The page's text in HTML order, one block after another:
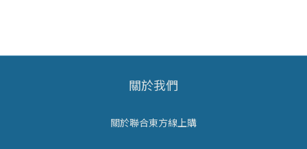
關於我們
關於聯合東方線上購